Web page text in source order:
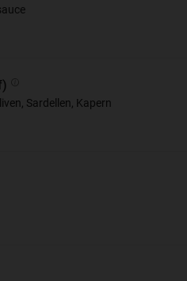
Sardellen, Kapern